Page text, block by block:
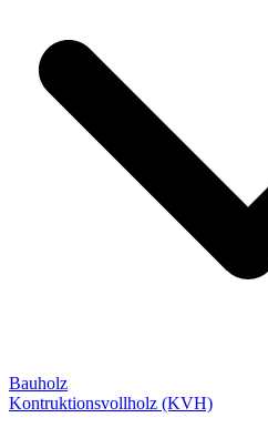
Bauholz
Kontruktionsvollholz (KVH)